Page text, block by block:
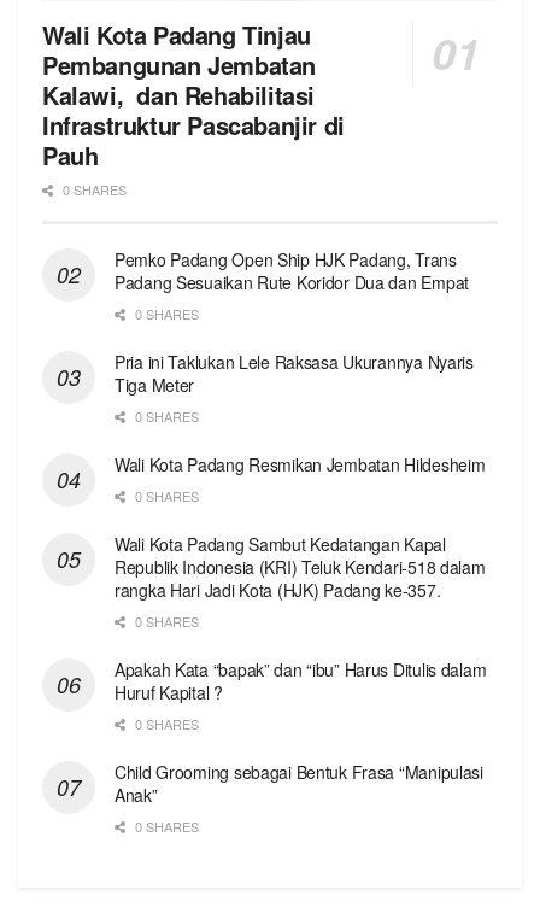
Wali Kota Padang Tinjau
Pembangunan Jembatan
Kalawi, dan Rehabilitasi
Infrastruktur Pascabanjir di
Pauh
0 SHARES
Pemko Padang Open Ship HJK Padang, Trans
Padang Sesuaikan Rute Koridor Dua dan Empat
0 SHARES
Pria ini Taklukan Lele Raksasa Ukurannya Nyaris
Tiga Meter
0 SHARES
Wali Kota Padang Resmikan Jembatan Hildesheim
0 SHARES
Wali Kota Padang Sambut Kedatangan Kapal
Republik Indonesia (KRI) Teluk Kendari-518 dalam
rangka Hari Jadi Kota (HJK) Padang ke-357.
0 SHARES
Apakah Kata “bapak” dan “ibu” Harus Ditulis dalam
Huruf Kapital ?
0 SHARES
Child Grooming sebagai Bentuk Frasa “Manipulasi
Anak”
0 SHARES